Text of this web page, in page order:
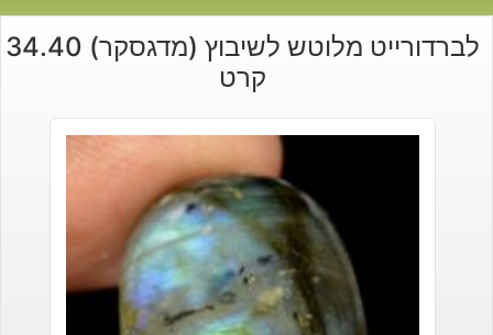
לברדורייט מלוטש לשיבוץ (מדגסקר) 34.40
קרט